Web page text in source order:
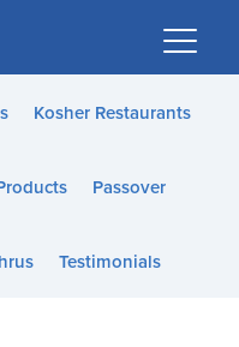
Kosher Restaurants
Passover
Testimonials